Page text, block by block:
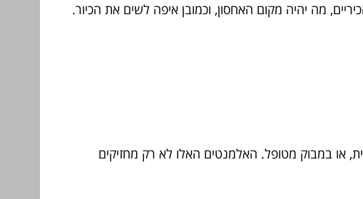
מה יהיה מקום האחסון, וכמובן איפה לשים את הכיור.
או במבוק מטופל. האלמנטים האלו לא רק מחזיקים